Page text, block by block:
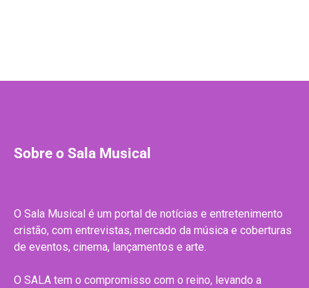
Sobre o Sala Musical
O Sala Musical é um portal de notícias e entretenimento
cristão, com entrevistas, mercado da música e coberturas
de eventos, cinema, lançamentos e arte.
O SALA tem o compromisso com o reino, levando a